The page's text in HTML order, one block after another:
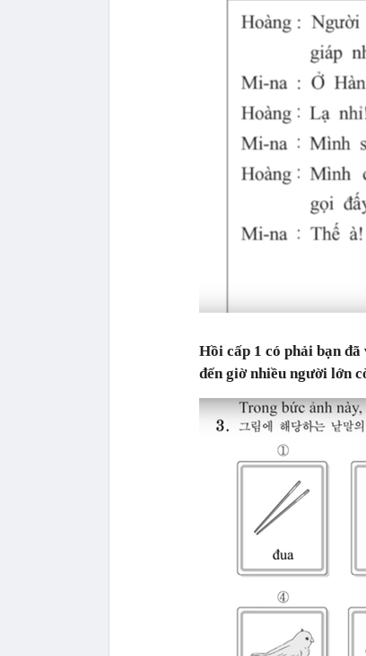
Hồi cấp 1 có phải bạn
đến giờ nhiều người lớn